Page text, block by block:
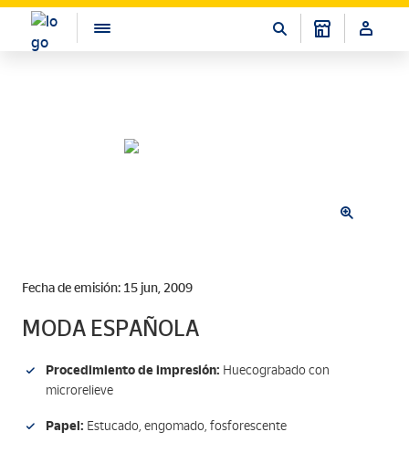
Fecha de emisión: 15 jun, 2009
MODA ESPAÑOLA
Procedimiento de impresión: Huecograbado con
microrelieve
Papel: Estucado, engomado, fosforescente